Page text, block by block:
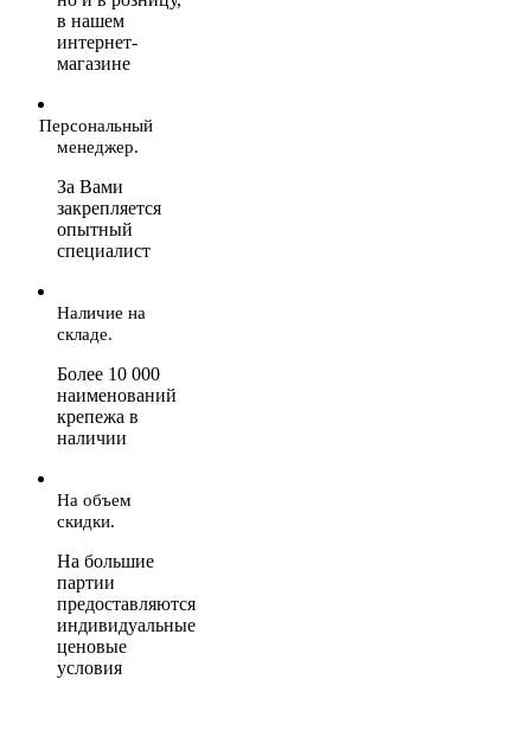
в нашем
интернет-
магазине
Персональный
менеджер.
За Вами
закрепляется
опытный
специалист
Наличие на
складе.
Более 10 000
наименований
крепежа в
наличии
На объем
скидки.
На большие
партии
предоставляются
индивидуальные
ценовые
условия